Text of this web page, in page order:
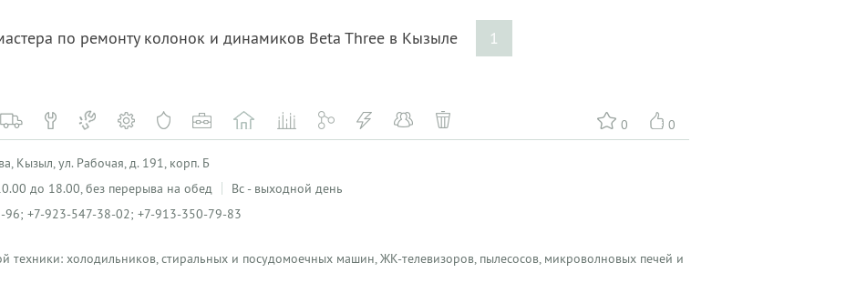
по ремонту колонок и динамиков Beta Three в Кызыле 1
0 0
Кызыл, ул. Рабочая, д. 191, корп. Б
до 18.00, без перерыва на обед
Вс - выходной день
96; +7-923-547-38-02; +7-913-350-79-83
техники: холодильников, стиральных и посудомоечных машин, ЖК-телевизоров, пылесосов, микроволновых печей и